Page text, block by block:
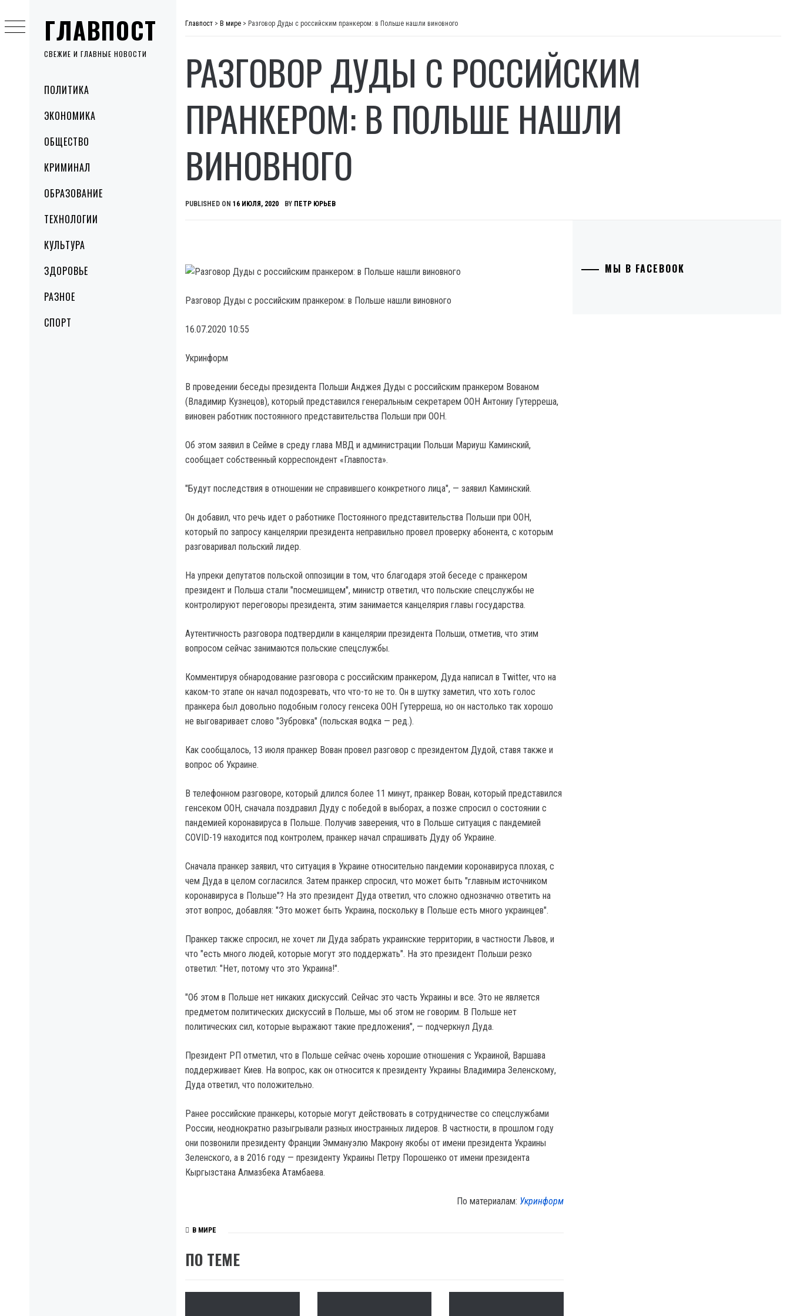
ГЛАВПОСТ
СВЕЖИЕ И ГЛАВНЫЕ НОВОСТИ
MenuПОЛИТИКА
ЭКОНОМИКА
ОБЩЕСТВО
КРИМИНАЛ
ОБРАЗОВАНИЕ
ТЕХНОЛОГИИ
КУЛЬТУРА
ЗДОРОВЬЕ
РАЗНОЕ
СПОРТ
to
content
Главпост > В мире > Разговор Дуды с российским пранкером: в Польше нашли виновного
РАЗГОВОР ДУДЫ С РОССИЙСКИМ
ПРАНКЕРОМ: В ПОЛЬШЕ НАШЛИ
ВИНОВНОГО
PUBLISHED ON 16 ИЮЛЯ, 2020 BY ПЕТР ЮРЬЕВ
Разговор Дуды с российским пранкером: в Польше нашли виновного
16.07.2020 10:55
Укринформ
В проведении беседы президента Польши Анджея Дуды с российским пранкером Вованом
(Владимир Кузнецов), который представился генеральным секретарем ООН Антониу Гутерреша,
виновен работник постоянного представительства Польши при ООН.
Об этом заявил в Сейме в среду глава МВД и администрации Польши Мариуш Каминский,
сообщает собственный корреспондент «Главпоста».
"Будут последствия в отношении не справившего конкретного лица", — заявил Каминский.
Он добавил, что речь идет о работнике Постоянного представительства Польши при ООН,
который по запросу канцелярии президента неправильно провел проверку абонента, с которым
разговаривал польский лидер.
На упреки депутатов польской оппозиции в том, что благодаря этой беседе с пранкером
президент и Польша стали "посмешищем", министр ответил, что польские спецслужбы не
контролируют переговоры президента, этим занимается канцелярия главы государства.
Аутентичность разговора подтвердили в канцелярии президента Польши, отметив, что этим
вопросом сейчас занимаются польские спецслужбы.
Комментируя обнародование разговора с российским пранкером, Дуда написал в Twitter, что на
каком-то этапе он начал подозревать, что что-то не то. Он в шутку заметил, что хоть голос
пранкера был довольно подобным голосу генсека ООН Гутерреша, но он настолько так хорошо
не выговаривает слово "Зубровка" (польская водка — ред.).
Как сообщалось, 13 июля пранкер Вован провел разговор с президентом Дудой, ставя также и
вопрос об Украине.
В телефонном разговоре, который длился более 11 минут, пранкер Вован, который представился
генсеком ООН, сначала поздравил Дуду с победой в выборах, а позже спросил о состоянии с
пандемией коронавируса в Польше. Получив заверения, что в Польше ситуация с пандемией
COVID-19 находится под контролем, пранкер начал спрашивать Дуду об Украине.
Сначала пранкер заявил, что ситуация в Украине относительно пандемии коронавируса плохая, с
чем Дуда в целом согласился. Затем пранкер спросил, что может быть "главным источником
коронавируса в Польше"? На это президент Дуда ответил, что сложно однозначно ответить на
этот вопрос, добавляя: "Это может быть Украина, поскольку в Польше есть много украинцев".
Пранкер также спросил, не хочет ли Дуда забрать украинские территории, в частности Львов, и
что "есть много людей, которые могут это поддержать". На это президент Польши резко
ответил: "Нет, потому что это Украина!".
"Об этом в Польше нет никаких дискуссий. Сейчас это часть Украины и все. Это не является
предметом политических дискуссий в Польше, мы об этом не говорим. В Польше нет
политических сил, которые выражают такие предложения", — подчеркнул Дуда.
Президент РП отметил, что в Польше сейчас очень хорошие отношения с Украиной, Варшава
поддерживает Киев. На вопрос, как он относится к президенту Украины Владимира Зеленскому,
Дуда ответил, что положительно.
Ранее российские пранкеры, которые могут действовать в сотрудничестве со спецслужбами
России, неоднократно разыгрывали разных иностранных лидеров. В частности, в прошлом году
они позвонили президенту Франции Эммануэлю Макрону якобы от имени президента Украины
Зеленского, а в 2016 году — президенту Украины Петру Порошенко от имени президента
Кыргызстана Алмазбека Атамбаева.
По материалам: Укринформ
В МИРЕ
ПО ТЕМЕ
МЫ В FACEBOOK